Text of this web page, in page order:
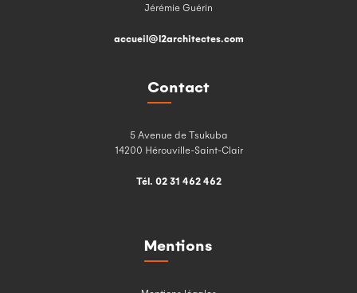
Jérémie Guérin
accueil@l2architectes.com
Contact
5 Avenue de Tsukuba
14200 Hérouville-Saint-Clair
Tél. 02 31 462 462
Mentions